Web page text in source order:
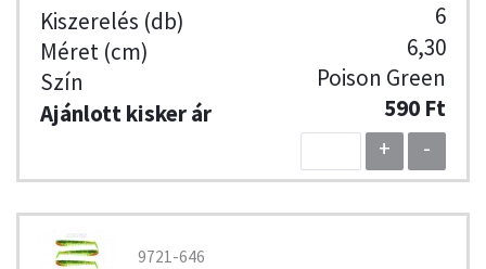
6
6,30
Poison Green
590 Ft
+
-
9721-646